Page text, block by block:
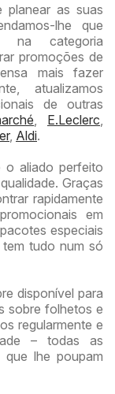
planear as suas
lhe que
na categoria
promoções de
mais fazer
atualizamos
de outras
E.Leclerc
, Aldi.
o aliado perfeito
Graças
rapidamente
em
especiais
tudo num só
disponível para
sobre folhetos e
regularmente e
– todas as
que lhe poupam